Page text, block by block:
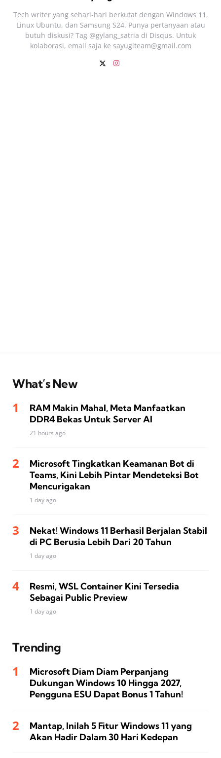
Tech writer yang sehari‑hari berkutat dengan Windows 11,
Linux Ubuntu, dan Samsung S24. Punya pertanyaan atau
butuh diskusi? Tag @gylang_satria di Disqus. Untuk
kolaborasi, email saja ke sayugiteam@gmail.com
What’s New
RAM Makin Mahal, Meta Manfaatkan
DDR4 Bekas Untuk Server AI
21 hours ago
Microsoft Tingkatkan Keamanan Bot di
Teams, Kini Lebih Pintar Mendeteksi Bot
Mencurigakan
1 day ago
Nekat! Windows 11 Berhasil Berjalan Stabil
di PC Berusia Lebih Dari 20 Tahun
1 day ago
Resmi, WSL Container Kini Tersedia
Sebagai Public Preview
1 day ago
Trending
Microsoft Diam Diam Perpanjang
Dukungan Windows 10 Hingga 2027,
Pengguna ESU Dapat Bonus 1 Tahun!
Mantap, Inilah 5 Fitur Windows 11 yang
Akan Hadir Dalam 30 Hari Kedepan